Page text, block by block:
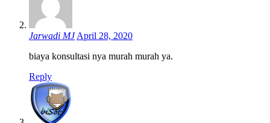
Jarwadi MJApril 28, 2020
biaya konsultasi nya murah murah ya.
Reply